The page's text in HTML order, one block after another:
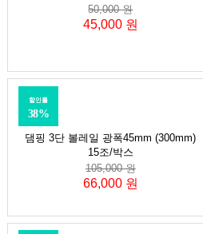
50,000 원
45,000 원
댐핑 3단 볼레일 광폭45mm (300mm)
15조/박스
할인률
38%
105,000 원
66,000 원